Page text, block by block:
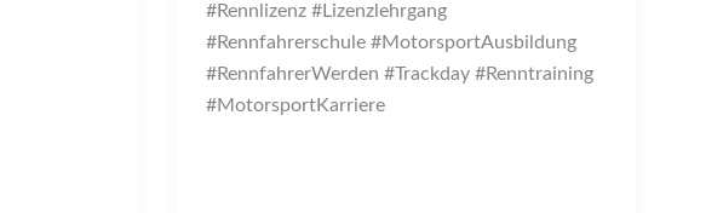
#Rennlizenz #Lizenzlehrgang
#Rennfahrerschule #MotorsportAusbildung
#RennfahrerWerden #Trackday #Renntraining
#MotorsportKarriere